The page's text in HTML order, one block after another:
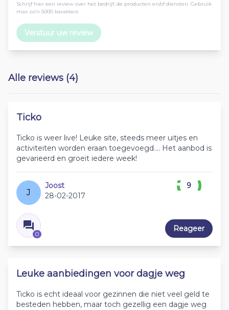
Schrijf hier een review over het bedrijf, de producten en/of diensten. Gebruik
max zo’n 5000 karakters
Verstuur uw review
Alle reviews (4)
Ticko
Ticko is weer live! Leuke site, steeds meer uitjes en
activiteiten worden eraan toegevoegd.... Het aanbod is
gevarieerd en groeit iedere week!
J
Joost
28-02-2017
0
9
Reageer
Leuke aanbiedingen voor dagje weg
Ticko is echt ideaal voor gezinnen die niet veel geld te
besteden hebben, maar toch gezellig een dagje weg